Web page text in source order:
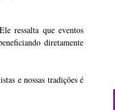
ressalta que eventos
diretamente
e nossas tradições é